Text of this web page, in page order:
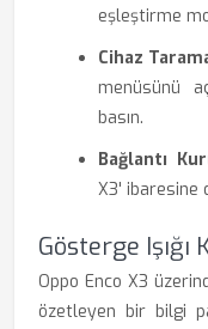
eşleştirme
Cihaz
menüsünü
basın.
Bağlantı
X3' ibaresine
Gösterge Işığı
Oppo Enco X3
özetleyen bir bilgi